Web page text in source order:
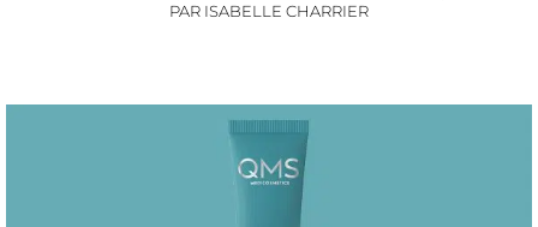
PAR ISABELLE CHARRIER